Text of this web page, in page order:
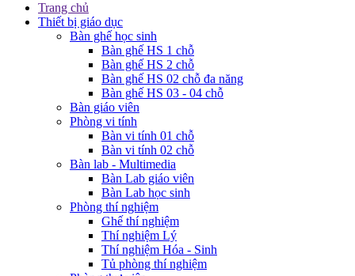
Trang chủ
Thiết bị giáo dục
Bàn ghế học sinh
Bàn ghế HS 1 chỗ
Bàn ghế HS 2 chỗ
Bàn ghế HS 02 chỗ đa năng
Bàn ghế HS 03 - 04 chỗ
Bàn giáo viên
Phòng vi tính
Bàn vi tính 01 chỗ
Bàn vi tính 02 chỗ
Bàn lab - Multimedia
Bàn Lab giáo viên
Bàn Lab học sinh
Phòng thí nghiệm
Ghế thí nghiệm
Thí nghiệm Lý
Thí nghiệm Hóa - Sinh
Tủ phòng thí nghiệm